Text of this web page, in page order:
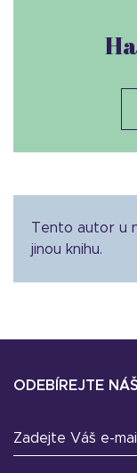
Tento autor u
jinou knihu.
ODEBÍREJTE
Zadejte Váš e-mail